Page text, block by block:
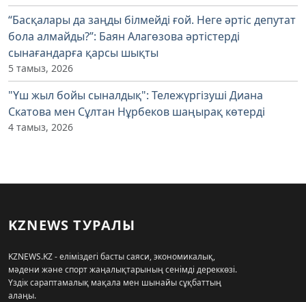
“Басқалары да заңды білмейді ғой. Неге әртіс депутат
бола алмайды?”: Баян Алагөзова әртістерді
сынағандарға қарсы шықты
5 тамыз, 2026
"Үш жыл бойы сыналдық": Тележүргізуші Диана
Скатова мен Сұлтан Нұрбеков шаңырақ көтерді
4 тамыз, 2026
KZNEWS ТУРАЛЫ
KZNEWS.KZ - еліміздегі басты саяси, экономикалық,
мәдени және спорт жаңалықтарының сенімді дереккөзі.
Үздік сараптамалық мақала мен шынайы сұқбаттың
алаңы.